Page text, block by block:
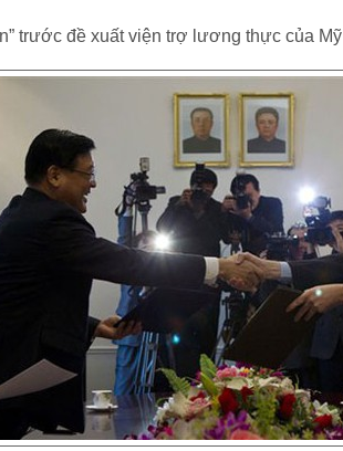
trước đề xuất viện trợ lương thực của Mỹ